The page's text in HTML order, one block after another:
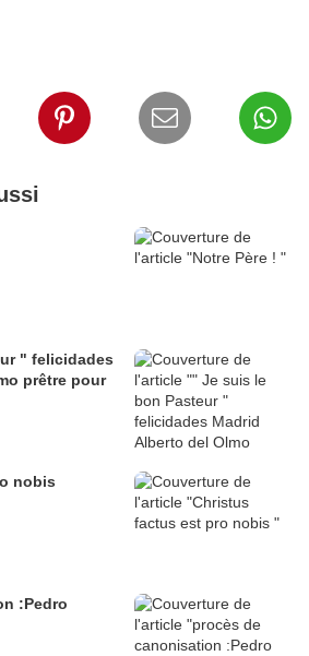
" felicidades
nobis
:Pedro